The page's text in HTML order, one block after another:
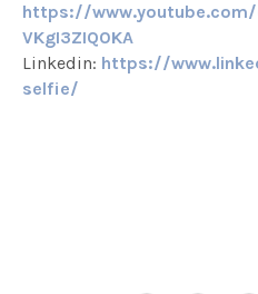
https://www.youtube.com/
VKgI3ZIQ0KA
Linkedin: https://
selfie/